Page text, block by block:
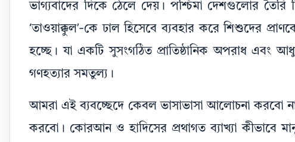
ভাগ্যবাদের দিকে ঠেলে দেয়। পশ্চিমা দেশগুলোর
‘তাওয়াক্কুল’-কে ঢাল হিসেবে ব্যবহার করে শিশুদের
হচ্ছে। যা একটি সুসংগঠিত প্রাতিষ্ঠানিক অপরাধ এবং
গণহত্যার সমতুল্য।
আমরা এই ব্যবচ্ছেদে কেবল ভাসাভাসা আলোচনা করবো না;
করবো। কোরআন ও হাদিসের প্রথাগত ব্যাখ্যা কীভাবে